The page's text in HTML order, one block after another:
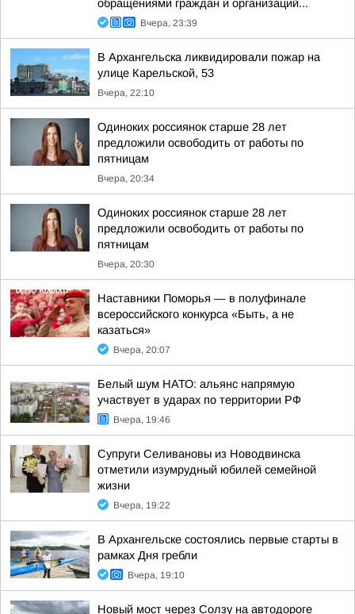
обращениями граждан и организаций...
Вчера, 23:39
В Архангельска ликвидировали пожар на
улице Карельской, 53
Вчера, 22:10
Одиноких россиянок старше 28 лет
предложили освободить от работы по
пятницам
Вчера, 20:34
Одиноких россиянок старше 28 лет
предложили освободить от работы по
пятницам
Вчера, 20:30
Наставники Поморья — в полуфинале
всероссийского конкурса «Быть, а не
казаться»
Вчера, 20:07
Белый шум НАТО: альянс напрямую
участвует в ударах по территории РФ
Вчера, 19:46
Супруги Селивановы из Новодвинска
отметили изумрудный юбилей семейной
жизни
Вчера, 19:22
В Архангельске состоялись первые старты в
рамках Дня гребли
Вчера, 19:10
Новый мост через Солзу на автодороге